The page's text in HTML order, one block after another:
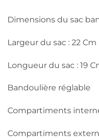
Dimensions du sac
Largeur du sac : 22 Cm
Longueur du sac : 19
Bandoulière réglable
Compartiments
Compartiments